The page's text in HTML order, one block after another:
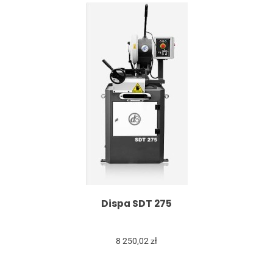
Dispa SDT 275
8 250,02 zł